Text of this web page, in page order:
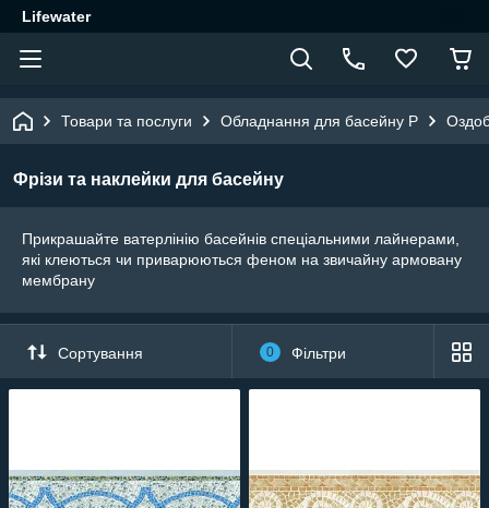
Lifewater
Товари та послуги Обладнання для басейну P
Фрізи та наклейки для басейну
Прикрашайте ватерлінію басейнів спеціальними лайнерами,
які клеються чи приварюються феном на звичайну армовану
мембрану
Сортування 0 Фільтри